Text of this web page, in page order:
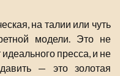
на талии или чуть
модели. Это не
идеального пресса, и не
— это золотая